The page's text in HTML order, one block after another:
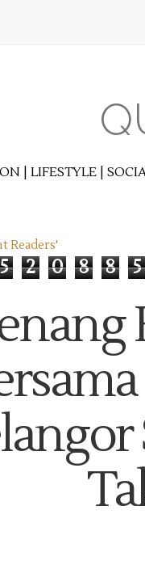
| LIFESTYLE |
Readers'
5 2 0 8 8 5